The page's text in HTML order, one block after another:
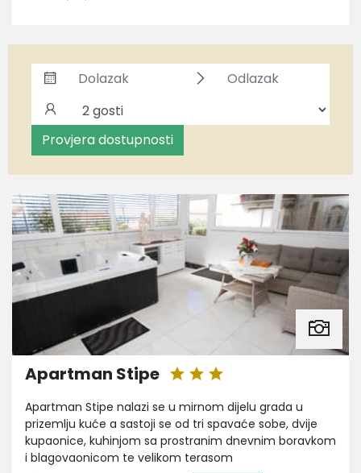
Provjera dostupnosti
Apartman Stipe
Apartman Stipe nalazi se u mirnom dijelu grada u
prizemlju kuće a sastoji se od tri spavaće sobe, dvije
kupaonice, kuhinjom sa prostranim dnevnim boravkom
i blagovaonicom te velikom terasom